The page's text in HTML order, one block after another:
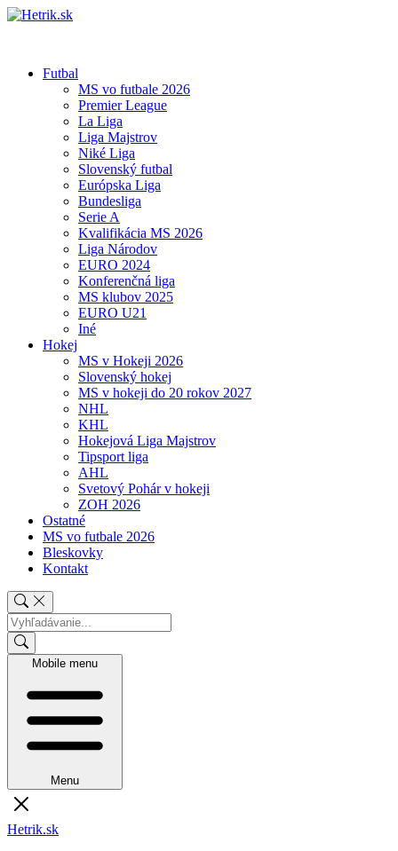
Futbal
MS vo futbale 2026
Premier League
La Liga
Liga Majstrov
Niké Liga
Slovenský futbal
Európska Liga
Bundesliga
Serie A
Kvalifikácia MS 2026
Liga Národov
EURO 2024
Konferenčná liga
MS klubov 2025
EURO U21
Iné
Hokej
MS v Hokeji 2026
Slovenský hokej
MS v hokeji do 20 rokov 2027
NHL
KHL
Hokejová Liga Majstrov
Tipsport liga
AHL
Svetový Pohár v hokeji
ZOH 2026
Ostatné
MS vo futbale 2026
Bleskovky
Kontakt
Mobile menu
Menu
Hetrik.sk